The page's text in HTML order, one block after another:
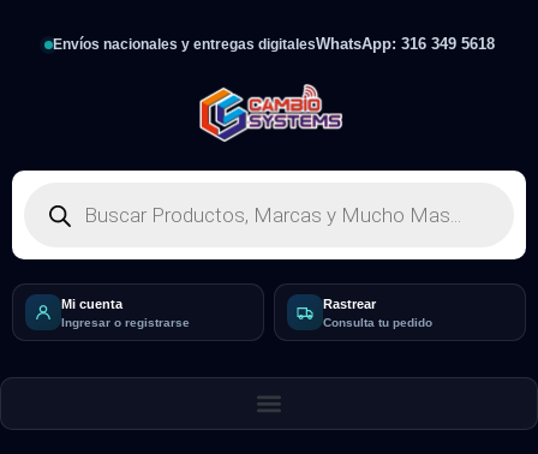
Envíos nacionales y entregas digitalesWhatsApp: 316 349 5618
Mi cuenta
Ingresar o registrarse
Rastrear
Consulta tu pedido